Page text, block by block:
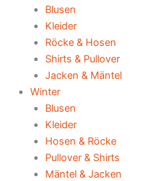
Blusen
Kleider
Röcke & Hosen
Shirts & Pullover
Jacken & Mäntel
Winter
Blusen
Kleider
Hosen & Röcke
Pullover & Shirts
Mäntel & Jacken